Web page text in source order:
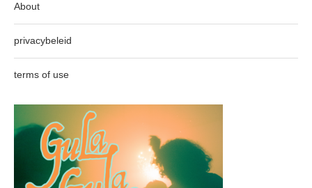
About
privacybeleid
terms of use